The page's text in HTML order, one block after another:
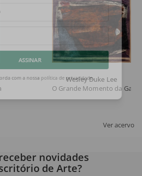
Wesley Duke Lee
O Grande Momento da
Ver acervo
ASSINAR
com a nossa política de privacidade.
novidades
de Arte?